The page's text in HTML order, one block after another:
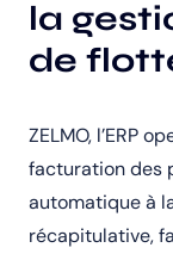
la
de
ZELMO, l’ERP
facturation des
automatique à
récapitulative,